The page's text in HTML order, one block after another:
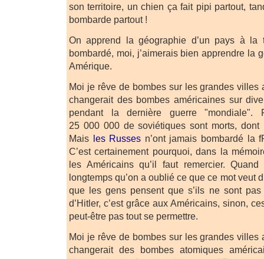
son territoire, un chien ça fait pipi partout,
bombarde partout !
On apprend la géographie d’un pays à la
bombardé, moi, j’aimerais bien apprendre la
Amérique.
Moi je rêve de bombes sur les grandes villes
changerait des bombes américaines sur
pendant la dernière guerre "mondiale".
25 000 000 de soviétiques sont morts,
Mais les Russes n’ont jamais bombardé la
C’est certainement pourquoi, dans la
les Américains qu’il faut remercier.
longtemps qu’on a oublié ce que ce mot veut
que les gens pensent que s’ils ne sont
d’Hitler, c’est grâce aux Américains, sinon,
peut-être pas tout se permettre.
Moi je rêve de bombes sur les grandes villes
changerait des bombes atomiques